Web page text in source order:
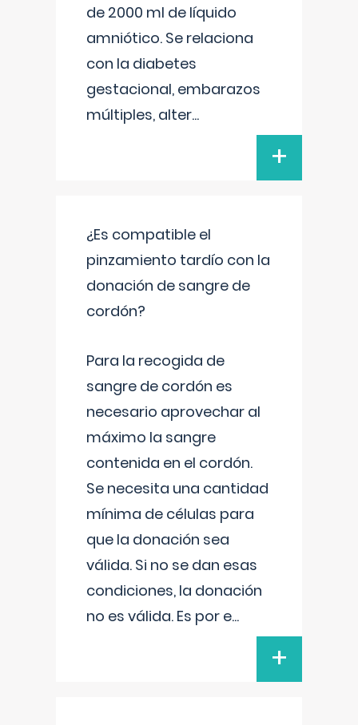
de 2000 ml de líquido
amniótico. Se relaciona
con la diabetes
gestacional, embarazos
múltiples, alter...
+
¿Es compatible el
pinzamiento tardío con la
donación de sangre de
cordón?
Para la recogida de
sangre de cordón es
necesario aprovechar al
máximo la sangre
contenida en el cordón.
Se necesita una cantidad
mínima de células para
que la donación sea
válida. Si no se dan esas
condiciones, la donación
no es válida. Es por e...
+